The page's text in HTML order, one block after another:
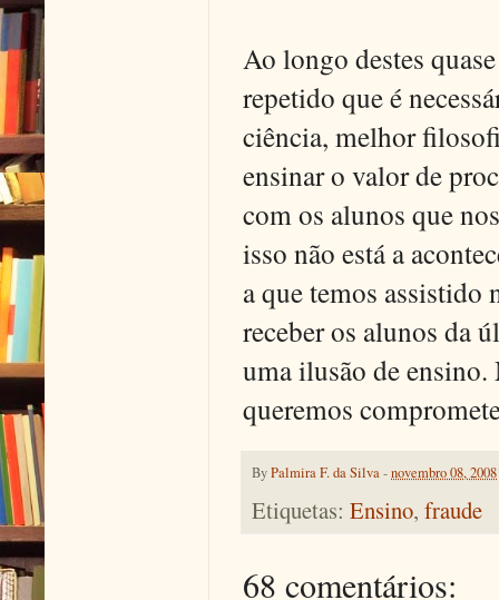
Ao longo destes
repetido que é
ciência, melhor
ensinar o valor de
com os alunos que
isso não está a
a que temos assistido
receber os alunos da
uma ilusão de ensino.
queremos
ByPalmira F. da Silva-novembro 08, 2008
Etiquetas: Ensino, fraude
68 comentários: